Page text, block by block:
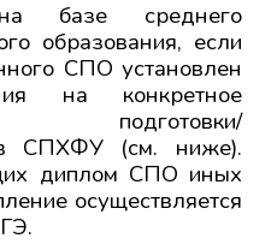
базе среднего
образования, если
СПО установлен
на конкретное
подготовки/
в СПХФУ (см. ниже).
диплом СПО иных
осуществляется